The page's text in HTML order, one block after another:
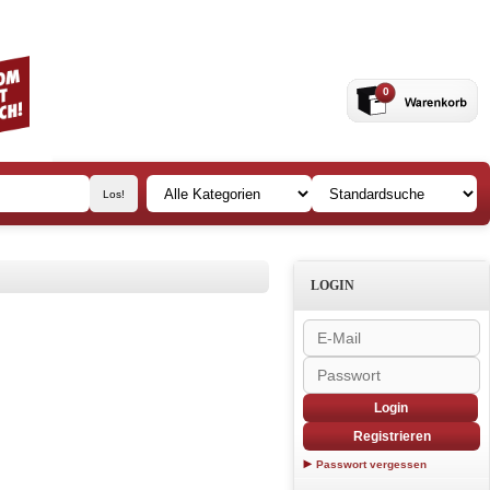
0
LOGIN
Login
Registrieren
Passwort vergessen